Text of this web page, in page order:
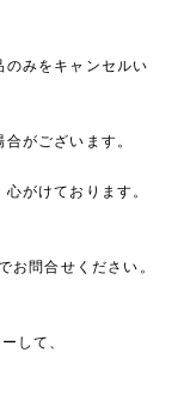
のみをキャンセルい
がございます。
がけております。
お問合せください。
して、